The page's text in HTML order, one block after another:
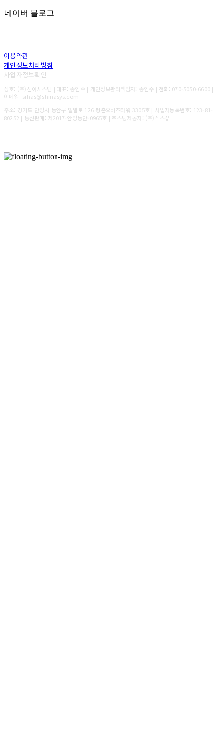
네이버 블로그
이용약관
개인정보처리방침
사업자정보확인
상호: (주)신아시스템 | 대표: 송인수 | 개인정보관리책임자: 송인수 | 전화: 070-5050-6600 |
이메일: sihas@shinasys.com
주소: 경기도 안양시 동안구 벌말로 126 평촌오비즈타워 3305호 | 사업자등록번호: 123-81-
80252 | 통신판매: 제2017-안양동안-0965호 | 호스팅제공자: (주)식스샵